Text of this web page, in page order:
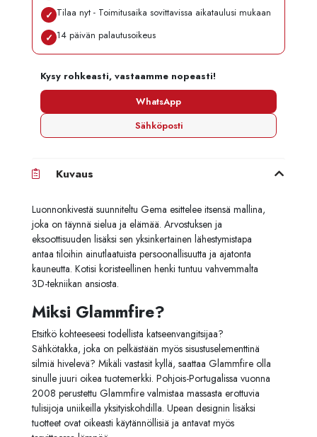
✓ Tilaa nyt - Toimitusaika sovittavissa aikataulusi mukaan
✓ 14 päivän palautusoikeus
Kysy rohkeasti, vastaamme nopeasti!
WhatsApp
Sähköposti
Kuvaus
Luonnonkivestä suunniteltu Gema esittelee itsensä mallina,
joka on täynnä sielua ja elämää. Arvostuksen ja
eksoottisuuden lisäksi sen yksinkertainen lähestymistapa
antaa tiloihin ainutlaatuista persoonallisuutta ja ajatonta
kauneutta. Kotisi koristeellinen henki tuntuu vahvemmalta
3D-tekniikan ansiosta.
Miksi Glammfire?
Etsitkö kohteeseesi todellista katseenvangitsijaa?
Sähkötakka, joka on pelkästään myös sisustuselementtinä
silmiä hivelevä? Mikäli vastasit kyllä, saattaa Glammfire olla
sinulle juuri oikea tuotemerkki. Pohjois-Portugalissa vuonna
2008 perustettu Glammfire valmistaa massasta erottuvia
tulisijoja uniikeilla yksityiskohdilla. Upean designin lisäksi
tuotteet ovat oikeasti käytännöllisiä ja antavat myös